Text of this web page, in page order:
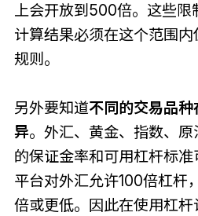
上会开放到500倍。这些限
计算结果必须在这个范围
规则。
另外要知道不同的交易品
异。外汇、黄金、指数、
的保证金率和可用杠杆标
平台对外汇允许100倍杠杆
倍或更低。因此在使用杠